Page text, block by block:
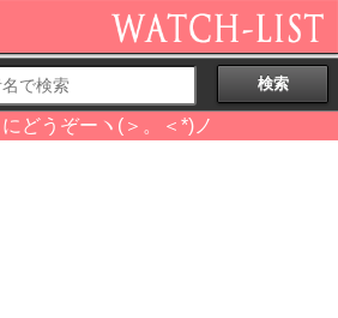
どうぞーヽ(＞。＜*)ノ